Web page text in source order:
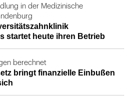
in der Medizinische
startet heute ihren Betrieb
berechnet
bringt finanzielle Einbußen